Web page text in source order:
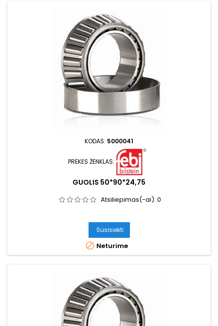
KODAS: 5000041
PREKĖS ŽENKLAS:
GUOLIS 50*90*24,75
Atsiliepimas(-ai): 0
Susisiekti
 Neturime